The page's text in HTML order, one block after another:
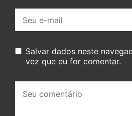
mail:
Salvar dados neste
vez que eu for comentar.
comentário: